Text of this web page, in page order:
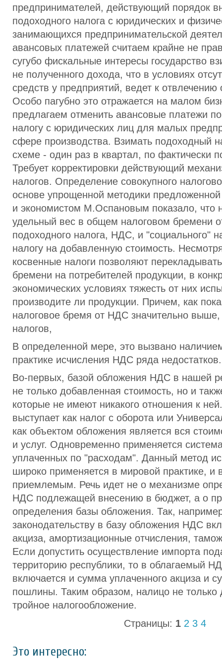
предпринимателей, действующий порядок
подоходного налога с юридических и
занимающихся предпринимательской
авансовых платежей считаем крайне не
сугубо фискальные интересы государство
не полученного дохода, что в условиях
средств у предприятий, ведет к отвлечению
Особо пагубно это отражается на малом
предлагаем отменить авансовые платежи
налогу с юридических лиц для малых
сфере производства. Взимать подоходный
схеме - один раз в квартал, по фактически
Требует корректировки действующий
налогов. Определение совокупного
основе упрощенной методики
и экономистом М.Оспановым показало, что
удельный вес в общем налоговом бремени
подоходного налога, НДС, и "социального"
налогу на добавленную стоимость.
косвенные налоги позволяют
бремени на потребителей продукции, в
экономических условиях тяжесть от них
производите ли продукции. Причем, как
налоговое бремя от НДС значительно
налогов,
В определенной мере, это вызвано
практике исчисления НДС ряда недостатков.
Во-первых, базой обложения НДС в нашей
не только добавленная стоимость, но и
которые не имеют никакого отношения к
выступает как налог с оборота или
как объектом обложения является вся
и услуг. Одновременно применяется
уплаченных по "расходам". Данный метод
широко применяется в мировой практике, и
приемлемым. Речь идет не о механизме
НДС подлежащей внесению в бюджет, а о
определения базы обложения. Так,
законодательству в базу обложения НДС
акциза, амортизационные отчисления,
Если допустить осуществление импорта
территорию республики, то в облагаемый
включается и сумма уплаченного акциза и
пошлины. Таким образом, налицо не только
тройное налогообложение.
Страницы: 1 2 3 4
Это интересно: